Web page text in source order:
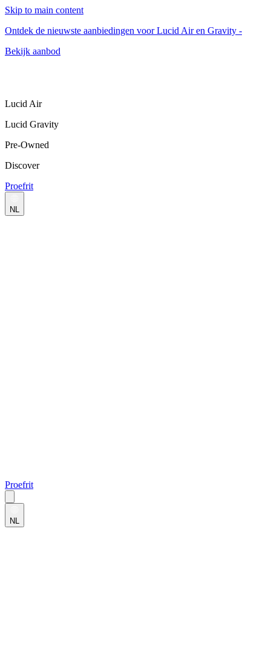
Skip to main content
Ontdek de nieuwste aanbiedingen voor Lucid Air en Gravity -
Bekijk aanbod
Lucid Air
Lucid Gravity
Pre-Owned
Discover
Proefrit
NL
Proefrit
NL